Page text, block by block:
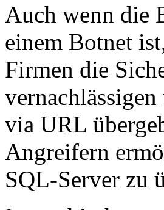
Auch wenn die
einem Botnet
Firmen die
via URL
Angreifern
SQL-Server zu